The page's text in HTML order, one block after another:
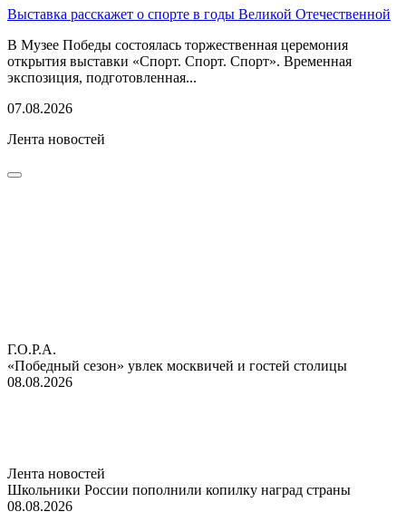
Выставка расскажет о спорте в годы Великой Отечественной
В Музее Победы состоялась торжественная церемония
открытия выставки «Спорт. Спорт. Спорт». Временная
экспозиция, подготовленная...
07.08.2026
Лента новостей
Г.О.Р.А.
«Победный сезон» увлек москвичей и гостей столицы
08.08.2026
Лента новостей
Школьники России пополнили копилку наград страны
08.08.2026